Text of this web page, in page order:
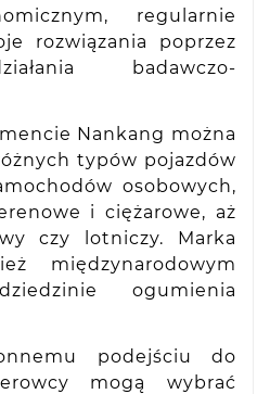
regularnie
rozwiązania poprzez
badawczo-
Nankang można
typów pojazdów
osobowych,
i ciężarowe, aż
czy lotniczy. Marka
międzynarodowym
ogumienia
podejściu do
mogą wybrać